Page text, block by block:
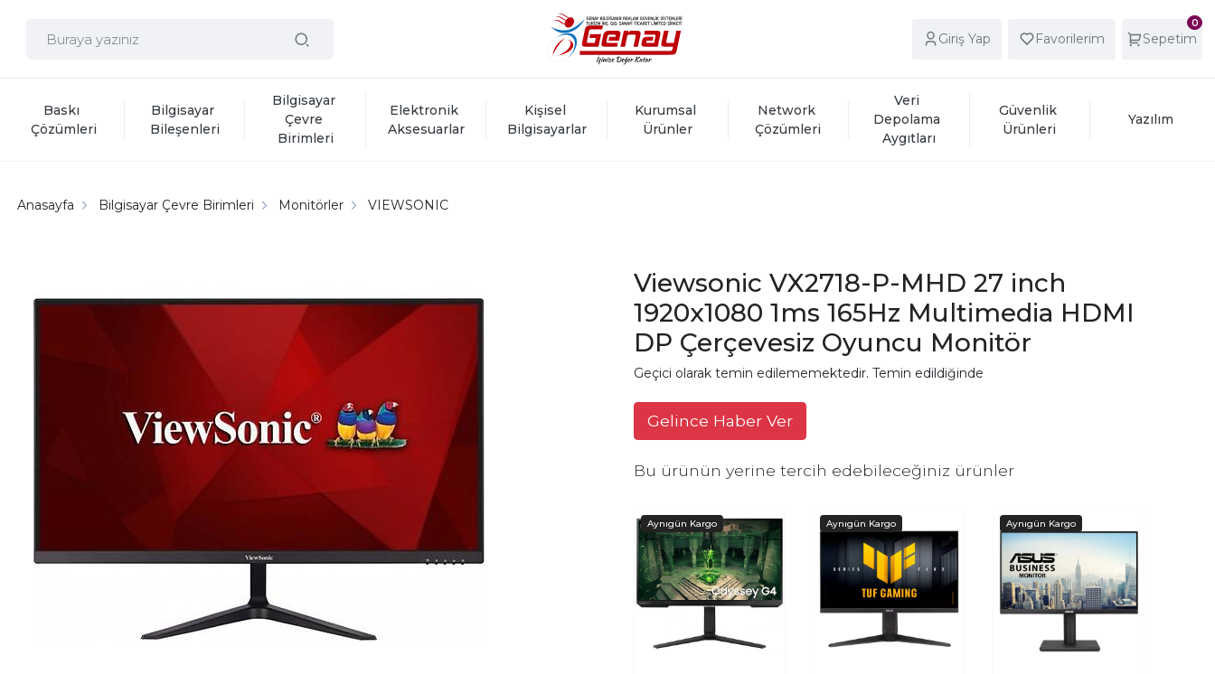
Giriş Yap Favorilerim
0
Sepetim
Baskı
Çözümleri
Bilgisayar
Bileşenleri
Bilgisayar
Çevre
Birimleri
Elektronik
Aksesuarlar
Kişisel
Bilgisayarlar
Kurumsal
Ürünler
Network
Çözümleri
Veri
Depolama
Aygıtları
Güvenlik
Ürünleri
Yazılım
Anasayfa Bilgisayar Çevre Birimleri Monitörler VIEWSONIC
Viewsonic VX2718-P-MHD 27 inch
1920x1080 1ms 165Hz Multimedia HDMI
DP Çerçevesiz Oyuncu Monitör
Geçici olarak temin edilememektedir. Temin edildiğinde
Gelince Haber Ver
Bu ürünün yerine tercih edebileceğiniz ürünler